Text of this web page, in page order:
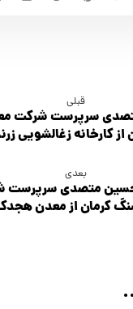
قبلی
سرپرست شرکت
از کارخانه زغالشویی
بعدی
حسین متصدی سرپرست
کرمان از معدن